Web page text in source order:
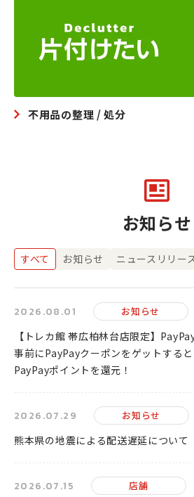
不用品の整理 / 処分
お知らせ
すべて お知らせ ニュースリリー
2026.08.01 お知らせ
【トレカ館 帯広柏林台店限定】
事前にPayPayクーポンをゲットする
PayPayポイントを還元！
2026.07.29 お知らせ
熊本県の地震による配送遅延について
2026.07.15 店舗